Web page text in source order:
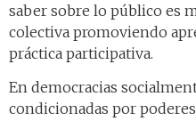
saber sobre lo público es
colectiva promoviendo
práctica participativa.
En democracias
condicionadas por